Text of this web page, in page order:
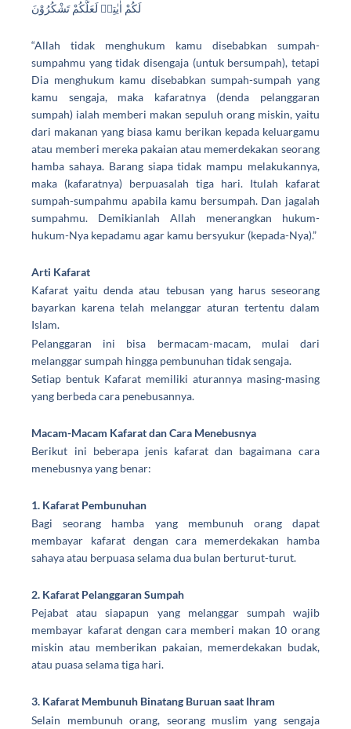
لَكُمْ اٰيٰتِهٖ لَعَلَّكُمْ تَشْكُرُوْنَ
“Allah tidak menghukum kamu disebabkan sumpah-
sumpahmu yang tidak disengaja (untuk bersumpah), tetapi
Dia menghukum kamu disebabkan sumpah-sumpah yang
kamu sengaja, maka kafaratnya (denda pelanggaran
sumpah) ialah memberi makan sepuluh orang miskin, yaitu
dari makanan yang biasa kamu berikan kepada keluargamu
atau memberi mereka pakaian atau memerdekakan seorang
hamba sahaya. Barang siapa tidak mampu melakukannya,
maka (kafaratnya) berpuasalah tiga hari. Itulah kafarat
sumpah-sumpahmu apabila kamu bersumpah. Dan jagalah
sumpahmu. Demikianlah Allah menerangkan hukum-
hukum-Nya kepadamu agar kamu bersyukur (kepada-Nya).”
Arti Kafarat
Kafarat yaitu denda atau tebusan yang harus seseorang
bayarkan karena telah melanggar aturan tertentu dalam
Islam.
Pelanggaran ini bisa bermacam-macam, mulai dari
melanggar sumpah hingga pembunuhan tidak sengaja.
Setiap bentuk Kafarat memiliki aturannya masing-masing
yang berbeda cara penebusannya.
Macam-Macam Kafaratdan Cara Menebusnya
Berikut ini beberapa jenis kafarat dan bagaimana cara
menebusnya yang benar:
1. Kafarat Pembunuhan
Bagi seorang hamba yang membunuh orang dapat
membayar kafarat dengan cara memerdekakan hamba
sahaya atau berpuasa selama dua bulan berturut-turut.
2. Kafarat Pelanggaran Sumpah
Pejabat atau siapapun yang melanggar sumpah wajib
membayar kafarat dengan cara memberi makan 10 orang
miskin atau memberikan pakaian, memerdekakan budak,
atau puasa selama tiga hari.
3. Kafarat Membunuh Binatang Buruan saat Ihram
Selain membunuh orang, seorang muslim yang sengaja